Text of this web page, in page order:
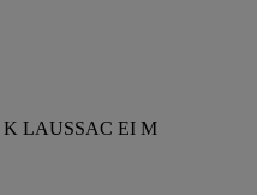
K LAUSSAC EI M